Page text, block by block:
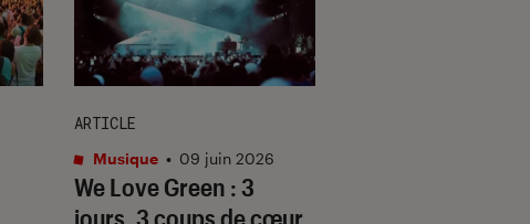
We Love Green : 3
jours, 3 coups de cœur
ARTICLE
Musique • 09 juin 2026